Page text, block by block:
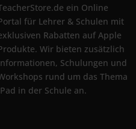
ein Online
für Lehrer & Schulen mit
Rabatten auf Apple
Wir bieten zusätzlich
Schulungen und
rund um das Thema
in der Schule an.